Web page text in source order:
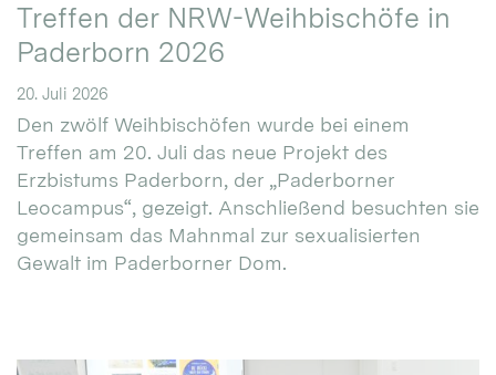
Treffen der NRW-Weihbischöfe in
Paderborn 2026
20. Juli 2026
Den zwölf Weihbischöfen wurde bei einem
Treffen am 20. Juli das neue Projekt des
Erzbistums Paderborn, der „Paderborner
Leocampus“, gezeigt. Anschließend besuchten sie
gemeinsam das Mahnmal zur sexualisierten
Gewalt im Paderborner Dom.